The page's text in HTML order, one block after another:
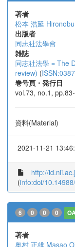
著者
松本 浩延
出版者
同志社法學會
雑誌
同志社法學 = The
review) (
巻号頁・発行日
vol.73, no.1,
資料(Material)
2021-11-21
http://
(info:doi/
6 0 0 0
著者
奥村 正雄 Masao